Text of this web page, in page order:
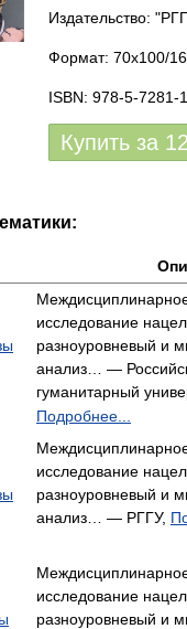
Издательство:
Формат: 70x100/
ISBN: 978-5-7281-
Купить за
исследование
разноуровневый и
анализ… —
гуманитарный
Подробнее...
исследование
разноуровневый и
анализ… — РГГУ,
исследование
разноуровневый и